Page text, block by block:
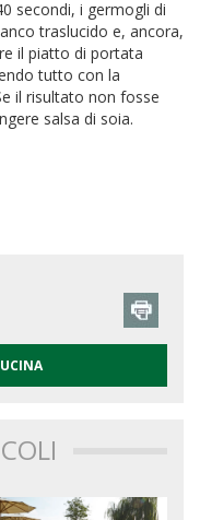
secondi, i germogli di
traslucido e, ancora,
il piatto di portata
tutto con la
il risultato non fosse
salsa di soia.